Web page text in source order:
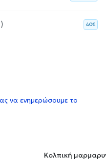
40€
να ενημερώσουμε το
Κολπική